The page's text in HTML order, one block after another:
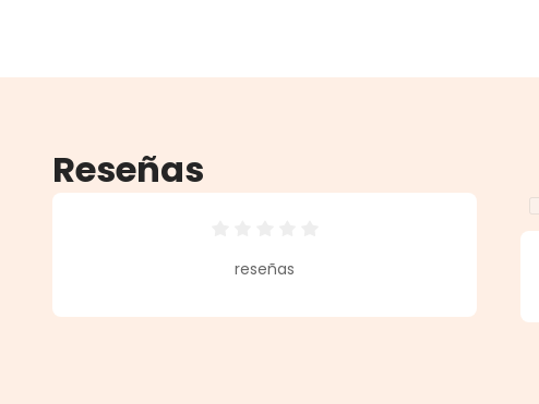
Reseñas
Calificación promedio de 0 de 5
reseñas